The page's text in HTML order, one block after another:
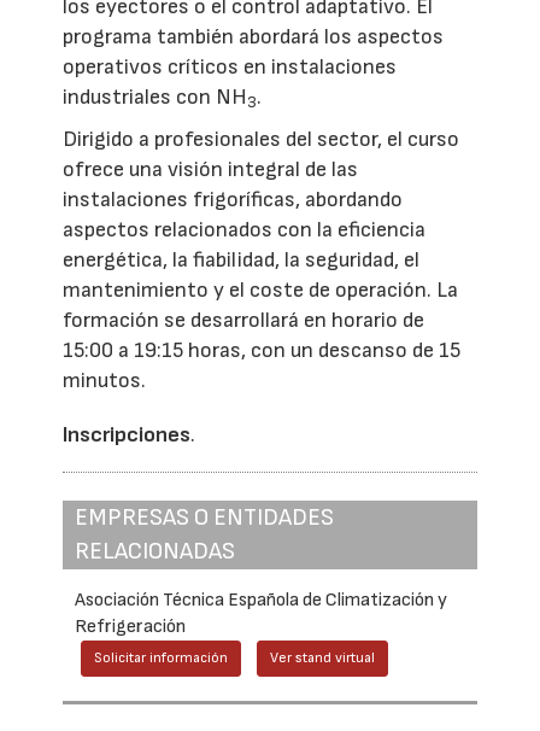
los eyectores o el control adaptativo. El
programa también abordará los aspectos
operativos críticos en instalaciones
industriales con NH3.
Dirigido a profesionales del sector, el curso
ofrece una visión integral de las
instalaciones frigoríficas, abordando
aspectos relacionados con la eficiencia
energética, la fiabilidad, la seguridad, el
mantenimiento y el coste de operación. La
formación se desarrollará en horario de
15:00 a 19:15 horas, con un descanso de 15
minutos.
Inscripciones.
EMPRESAS O ENTIDADES
RELACIONADAS
Asociación Técnica Española de Climatización y
Refrigeración
Solicitar información Ver stand virtual